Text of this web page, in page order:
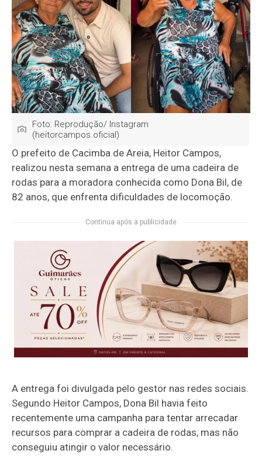
Foto: Reprodução/ Instagram
(heitorcampos.oficial)
O prefeito de Cacimba de Areia, Heitor Campos,
realizou nesta semana a entrega de uma cadeira de
rodas para a moradora conhecida como Dona Bil, de
82 anos, que enfrenta dificuldades de locomoção.
Continua após a publicidade
A entrega foi divulgada pelo gestor nas redes sociais.
Segundo Heitor Campos, Dona Bil havia feito
recentemente uma campanha para tentar arrecadar
recursos para comprar a cadeira de rodas, mas não
conseguiu atingir o valor necessário.